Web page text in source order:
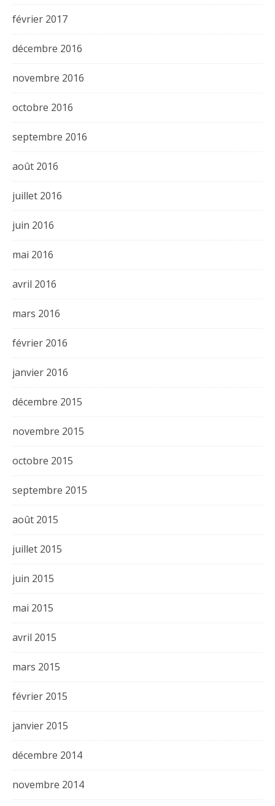
février 2017
décembre 2016
novembre 2016
octobre 2016
septembre 2016
août 2016
juillet 2016
juin 2016
mai 2016
avril 2016
mars 2016
février 2016
janvier 2016
décembre 2015
novembre 2015
octobre 2015
septembre 2015
août 2015
juillet 2015
juin 2015
mai 2015
avril 2015
mars 2015
février 2015
janvier 2015
décembre 2014
novembre 2014